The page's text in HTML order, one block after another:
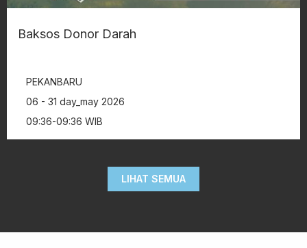
Baksos Donor Darah
PEKANBARU
06 - 31 day_may 2026
09:36-09:36 WIB
LIHAT SEMUA